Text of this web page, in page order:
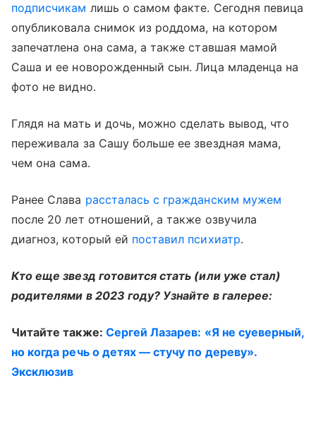
подписчикам лишь о самом факте. Сегодня певица
опубликовала снимок из роддома, на котором
запечатлена она сама, а также ставшая мамой
Саша и ее новорожденный сын. Лица младенца на
фото не видно.
Глядя на мать и дочь, можно сделать вывод, что
переживала за Сашу больше ее звездная мама,
чем она сама.
Ранее Слава рассталась с гражданским мужем
после 20 лет отношений, а также озвучила
диагноз, который ей поставил психиатр.
Кто еще звезд готовится стать (или уже стал)
родителями в 2023 году? Узнайте в галерее:
Читайте также: Сергей Лазарев: «Я не суеверный,
но когда речь о детях — стучу по дереву».
Эксклюзив